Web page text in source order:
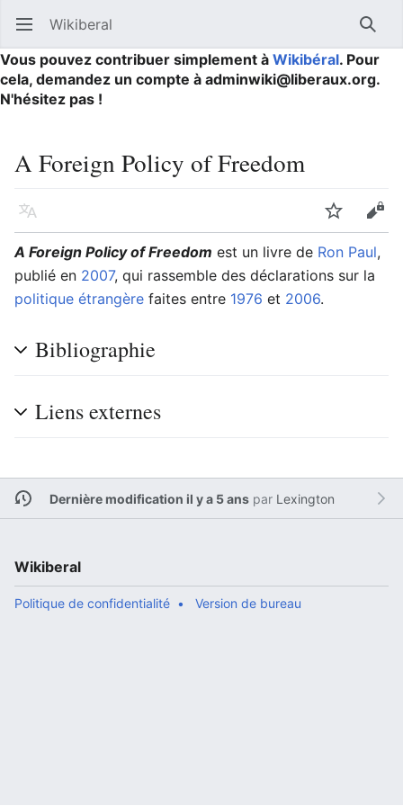
Ouvrir le menu principal Wikiberal
Vous pouvez contribuer simplement à Wikibéral. Pour
cela, demandez un compte à adminwiki@liberaux.org.
N'hésitez pas !
A Foreign Policy of Freedom
Langue Suivre
A Foreign Policy of Freedom est un livre de Ron Paul,
publié en 2007, qui rassemble des déclarations sur la
politique étrangère faites entre 1976 et 2006.
Bibliographie
Liens externes
Dernière modification il y a 5 anspar Lexington
Wikiberal
Politique de confidentialité Version de bureau